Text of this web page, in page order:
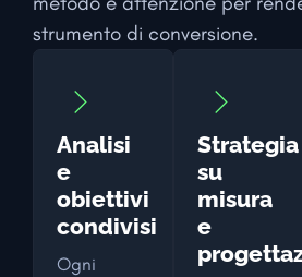
strumento di conversione.
Analisi
e
obiettivi
condivisi
Ogni
Strategia
su
misura
e